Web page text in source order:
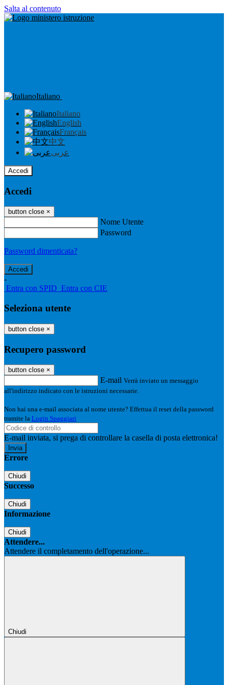
Salta al contenuto
Italiano
Italiano
English
Français
中文
عربى
Accedi
Accedi
button close ×
Nome Utente
Password
Password dimenticata?
-
Entra con SPID Entra con CIE
Seleziona utente
button close ×
Recupero password
button close ×
E-mail Verrà inviato un messaggio
all'indirizzo indicato con le istruzioni necessarie.
Non hai una e-mail associata al nome utente? Effettua il reset della password
tramite la Login Spaggiari
E-mail inviata, si prega di controllare la casella di posta elettronica!
Errore
Chiudi
Successo
Chiudi
Informazione
Chiudi
Attendere...
Attendere il completamento dell'operazione...
Chiudi